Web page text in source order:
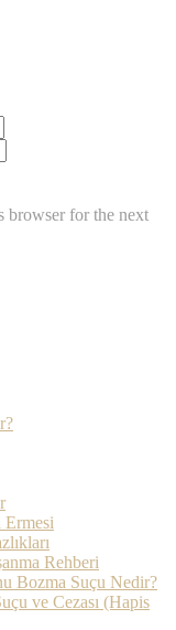
browser for the next
Ermesi
Rehberi
Bozma Suçu Nedir?
ve Cezası (Hapis